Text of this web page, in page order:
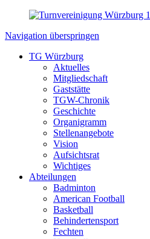
Navigation überspringen
TG Würzburg
Aktuelles
Mitgliedschaft
Gaststätte
TGW-Chronik
Geschichte
Organigramm
Stellenangebote
Vision
Aufsichtsrat
Wichtiges
Abteilungen
Badminton
American Football
Basketball
Behindertensport
Fechten